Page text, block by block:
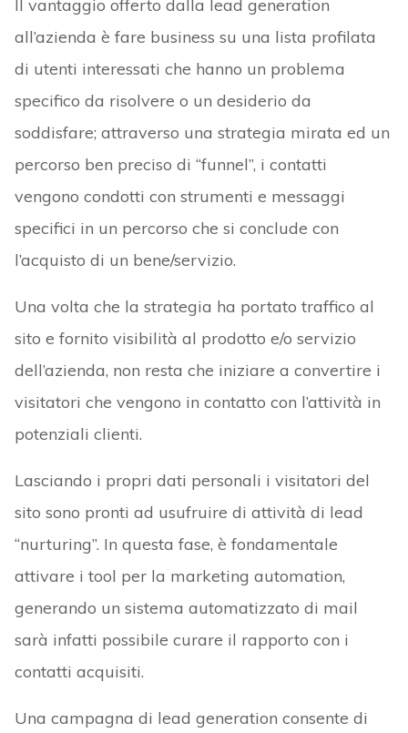
Il vantaggio offerto dalla lead generation
all’azienda è fare business su una lista profilata
di utenti interessati che hanno un problema
specifico da risolvere o un desiderio da
soddisfare; attraverso una strategia mirata ed un
percorso ben preciso di “funnel”, i contatti
vengono condotti con strumenti e messaggi
specifici in un percorso che si conclude con
l’acquisto di un bene/servizio.
Una volta che la strategia ha portato traffico al
sito e fornito visibilità al prodotto e/o servizio
dell’azienda, non resta che iniziare a convertire i
visitatori che vengono in contatto con l’attività in
potenziali clienti.
Lasciando i propri dati personali i visitatori del
sito sono pronti ad usufruire di attività di lead
“nurturing”. In questa fase, è fondamentale
attivare i tool per la marketing automation,
generando un sistema automatizzato di mail
sarà infatti possibile curare il rapporto con i
contatti acquisiti.
Una campagna di lead generation consente di